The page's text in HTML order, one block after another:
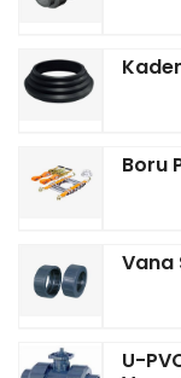
Boru
Vana
U-